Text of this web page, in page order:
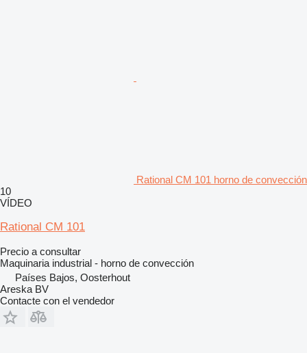
Rational CM 101 horno de convección
10
VÍDEO
Rational CM 101
Precio a consultar
Maquinaria industrial - horno de convección
Países Bajos, Oosterhout
Areska BV
Contacte con el vendedor